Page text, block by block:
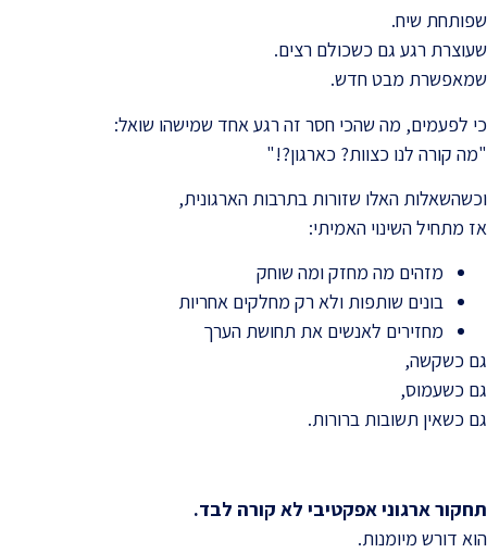
שפותחת שיח.
שעוצרת רגע גם כשכולם רצים.
שמאפשרת מבט חדש.
כי לפעמים, מה שהכי חסר זה רגע אחד שמישהו שואל:
"מה קורה לנו כצוות? כארגון?!"
וכשהשאלות האלו שזורות בתרבות הארגונית,
אז מתחיל השינוי האמיתי:
מזהים מה מחזק ומה שוחק
בונים שותפות ולא רק מחלקים אחריות
מחזירים לאנשים את תחושת הערך
גם כשקשה,
גם כשעמוס,
גם כשאין תשובות ברורות.
תחקור ארגוני אפקטיבי לא קורה לבד.
הוא דורש מיומנות.